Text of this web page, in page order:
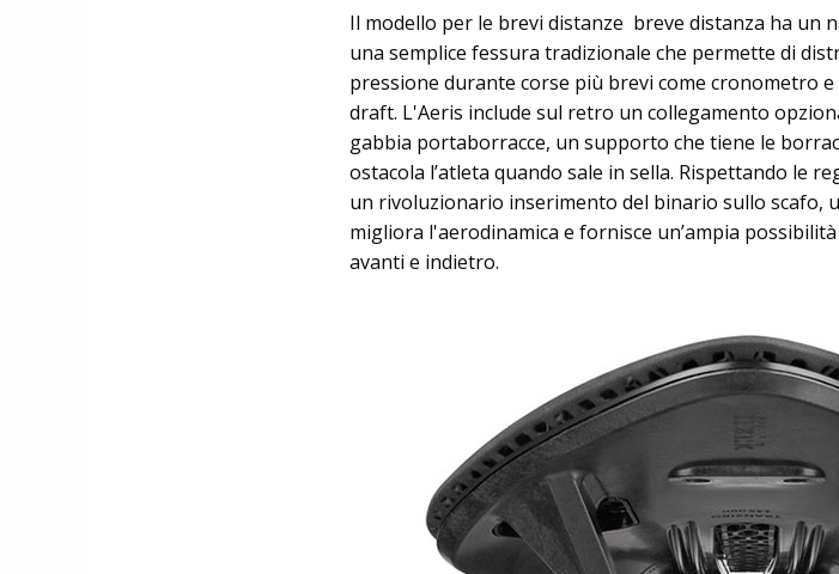
Il modello per le brevi distanze breve distanza ha un
una semplice fessura tradizionale che permette di
pressione durante corse più brevi come cronometro
draft. L'Aeris include sul retro un collegamento
gabbia portaborracce, un supporto che tiene le
ostacola l’atleta quando sale in sella. Rispettando le
un rivoluzionario inserimento del binario sullo scafo,
migliora l'aerodinamica e fornisce un’ampia
avanti e indietro.